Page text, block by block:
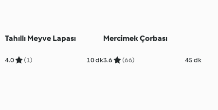
Tahıllı Meyve Lapası
4.0 (1) 10 dk
Mercimek Çorbası
3.6 (66) 45 dk